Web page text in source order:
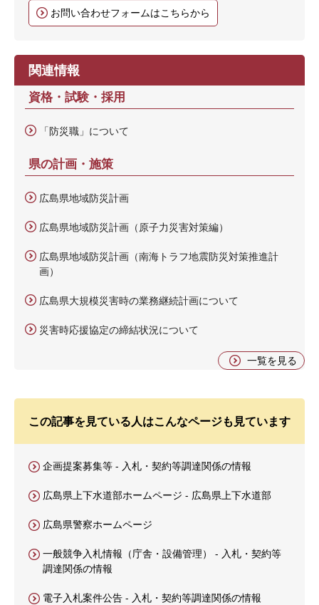
お問い合わせフォームはこちらから
関連情報
資格・試験・採用
「防災職」について
県の計画・施策
広島県地域防災計画
広島県地域防災計画（原子力災害対策編）
広島県地域防災計画（南海トラフ地震防災対策推進計
画）
広島県大規模災害時の業務継続計画について
災害時応援協定の締結状況について
一覧を見る
この記事を見ている人はこんなページも見ています
企画提案募集等 - 入札・契約等調達関係の情報
広島県上下水道部ホームページ - 広島県上下水道部
広島県警察ホームページ
一般競争入札情報（庁舎・設備管理） - 入札・契約等
調達関係の情報
電子入札案件公告 - 入札・契約等調達関係の情報